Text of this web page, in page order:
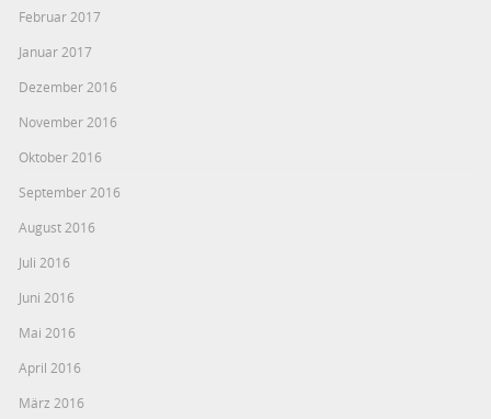
Februar 2017
Januar 2017
Dezember 2016
November 2016
Oktober 2016
September 2016
August 2016
Juli 2016
Juni 2016
Mai 2016
April 2016
März 2016